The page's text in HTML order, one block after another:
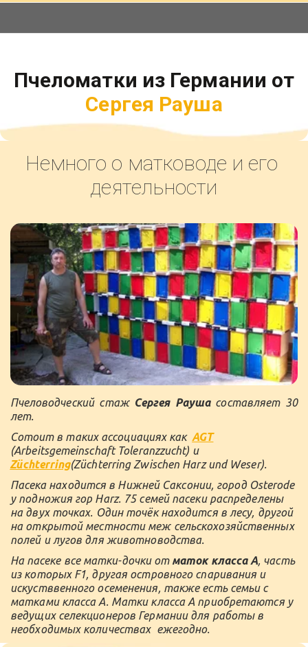
Пчеломатки из Германии от
Сергея Рауша
Немного о матководе и его
деятельности
Пчеловодческий стаж Сергея Раушасоставляет 30
лет.
Сотоит в таких ассоциациях как AGT
(Arbeitsgemeinschaft Toleranzzucht) и
Züchterring(Züchterring Zwischen Harz und Weser).
Пасека находится в Нижней Саксонии, город Osterode
у подножия гор Harz. 75 семей пасеки распределены
на двух точках. Один точёк находится в лесу, другой
на открытой местности меж сельскохозяйственных
полей и лугов для животноводства.
На пасеке все матки-дочки от маток класса А, часть
из которых F1, другая островного спаривания и
искустввенного осеменения, также есть семьи с
матками класса А. Матки класса А приобретаются у
ведущих селекционеров Германии для работы в
необходимых количествах  ежегодно.